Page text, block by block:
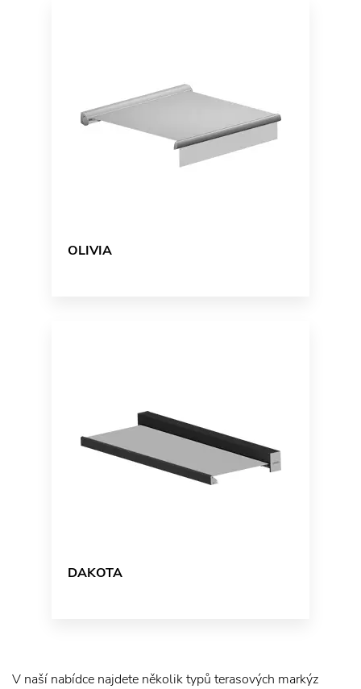
OLIVIA
DAKOTA
V naší nabídce najdete několik typů terasových markýz